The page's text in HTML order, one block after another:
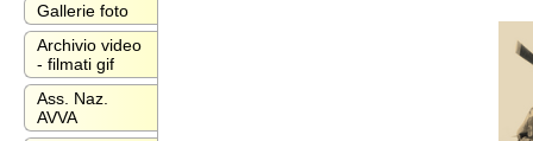
Gallerie foto
Archivio video
- filmati gif
Ass. Naz.
AVVA